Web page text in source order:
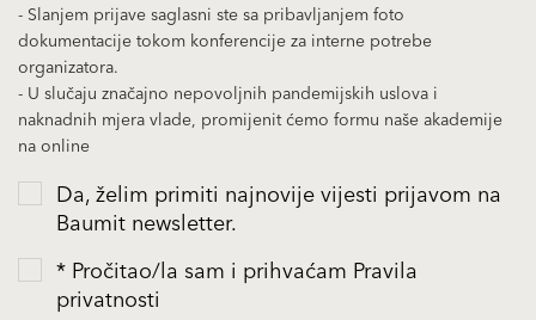
- Slanjem prijave saglasni ste sa pribavljanjem foto
dokumentacije tokom konferencije za interne potrebe
organizatora.
- U slučaju značajno nepovoljnih pandemijskih uslova i
naknadnih mjera vlade, promijenit ćemo formu naše akademije
na online
Da, želim primiti najnovije vijesti prijavom na
Baumit newsletter.
* Pročitao/la sam i prihvaćam Pravila
privatnosti